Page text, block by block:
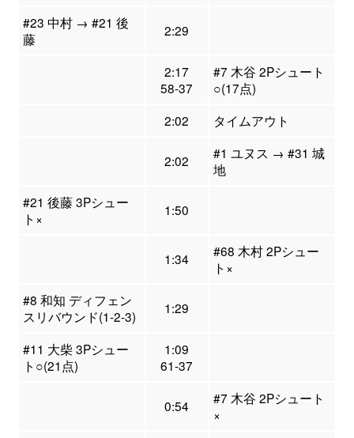
#23 中村 → #21 後
藤
2:29
2:17
58-37
#7 木谷 2Pシュート
○(17点)
2:02
タイムアウト
2:02
#1 ユヌス → #31 城
地
#21 後藤 3Pシュー
ト×
1:50
1:34
#68 木村 2Pシュー
ト×
#8 和知 ディフェン
スリバウンド(1-2-3)
1:29
#11 大柴 3Pシュー
ト○(21点)
1:09
61-37
0:54
#7 木谷 2Pシュート
×